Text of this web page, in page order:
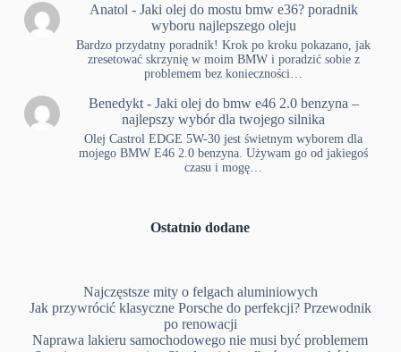
Anatol - Jaki olej do mostu bmw e36? poradnik
wyboru najlepszego oleju
Bardzo przydatny poradnik! Krok po kroku pokazano, jak
zresetować skrzynię w moim BMW i poradzić sobie z
problemem bez konieczności…
Benedykt- Jaki olej do bmw e46 2.0 benzyna –
najlepszy wybór dla twojego silnika
Olej Castrol EDGE 5W-30 jest świetnym wyborem dla
mojego BMW E46 2.0 benzyna. Używam go od jakiegoś
czasu i mogę…
Ostatnio dodane
Najczęstsze mity o felgach aluminiowych
Jak przywrócić klasyczne Porsche do perfekcji? Przewodnik
po renowacji
Naprawa lakieru samochodowego nie musi być problemem